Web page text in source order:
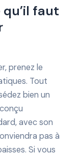
qu’il faut
prenez le
Tout
bien un
avec son
pas à
Si vous